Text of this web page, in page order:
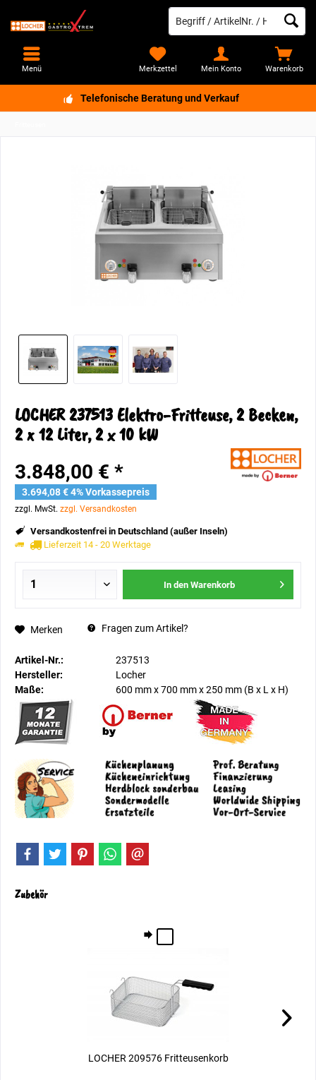
Telefonische Beratung und Verkauf
Warenkorb
Merkzettel Mein Konto
Menü
LOCHER 237513 Elektro-Fritteuse, 2 Becken,
2 x 12 Liter, 2 x 10 kW
3.848,00 € *
3.694,08 € 4% Vorkassepreis
zzgl. MwSt. zzgl. Versandkosten
Versandkostenfrei in Deutschland (außer Inseln)
Lieferzeit 14 - 20 Werktage
In den Warenkorb
Merken Fragen zum Artikel?
Artikel-Nr.:
237513
Hersteller:
Locher
Maße:
600 mmx700 mmx250 mm (B x L x H)
Zubehör
LOCHER 209576 Fritteusenkorb